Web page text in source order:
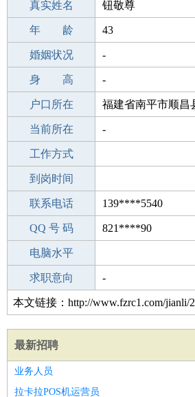
真实姓名 钮敬尊
性 别 男
年 龄 43
出生年月 1983-03-12
婚姻状况 -
学 历 专科
身 高 -
毕业学校 专科
户口所在 福建省南平市顺昌
所学专业 -
当前所在 -
工作经验
工作方式
驾 照
到岗时间
期望月薪
联系电话 139****5540
手机号码 139****5540
QQ 号 码 821****90
微信号码
电脑水平
外语水平
求职意向 -
本文链接：http://www.fzrc1.com/jianli/
最新招聘
业务人员
拉卡拉POS机运营员